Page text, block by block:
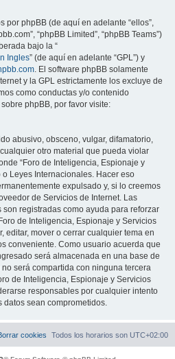
por phpBB (de aquí en adelante “ellos”,
“phpBB Limited”, “phpBB Teams”)
bajo la “
Ingles” (de aquí en adelante “GPL”) y
. El software phpBB solamente
y la GPL estrictamente los excluye de
como conductas y/o contenido
phpBB, por favor visite:
abusivo, obsceno, vulgar, difamatorio,
otro material que pueda violar
“Foro de Inteligencia, Espionaje y
Leyes Internacionales. Hacer eso
expulsado y, si lo creemos
de Servicios de Internet. Las
registradas como ayuda para reforzar
de Inteligencia, Espionaje y Servicios
editar, mover o cerrar cualquier tema en
conveniente. Como usuario acuerda que
será almacenada en una base de
será compartida con ninguna tercera
de Inteligencia, Espionaje y Servicios
responsables por cualquier intento
sean comprometidos.
Todos los horarios son UTC+02:00
cookies